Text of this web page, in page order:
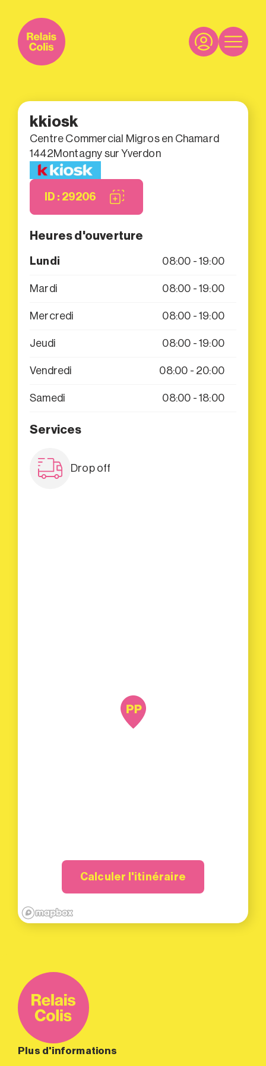
kkiosk
Centre Commercial Migros en Chamard
1442Montagny sur Yverdon
ID : 29206
Heures d'ouverture
Lundi 08:00 - 19:00
Mardi 08:00 - 19:00
Mercredi 08:00 - 19:00
Jeudi 08:00 - 19:00
Vendredi 08:00 - 20:00
Samedi 08:00 - 18:00
Services
Drop off
Calculer l'itinéraire
Plus d'informations